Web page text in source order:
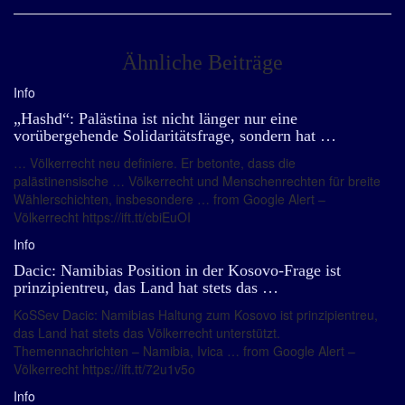
Ähnliche Beiträge
Info
„Hashd“: Palästina ist nicht länger nur eine
vorübergehende Solidaritätsfrage, sondern hat …
… Völkerrecht neu definiere. Er betonte, dass die
palästinensische … Völkerrecht und Menschenrechten für breite
Wählerschichten, insbesondere … from Google Alert –
Völkerrecht https://ift.tt/cbiEuOI
Info
Dacic: Namibias Position in der Kosovo-Frage ist
prinzipientreu, das Land hat stets das …
KoSSev Dacic: Namibias Haltung zum Kosovo ist prinzipientreu,
das Land hat stets das Völkerrecht unterstützt.
Themennachrichten – Namibia, Ivica … from Google Alert –
Völkerrecht https://ift.tt/72u1v5o
Info